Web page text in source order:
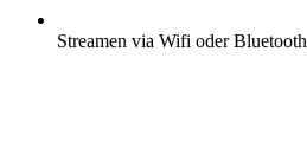
Streamen via Wifi oder Bluetooth